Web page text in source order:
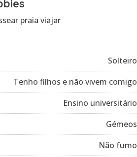
praia viajar
Solteiro
Tenho filhos e não vivem comigo
Ensino universitário
Gémeos
Não fumo